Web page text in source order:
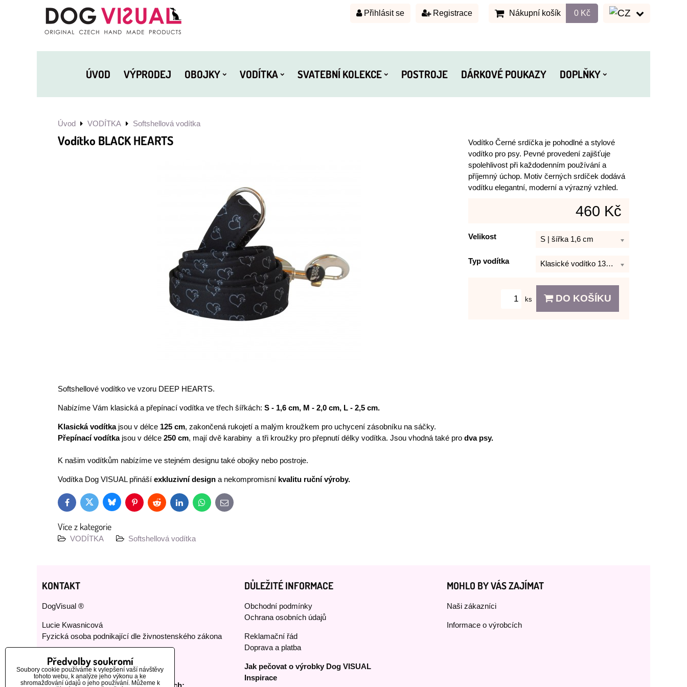
Přihlásit se Registrace Nákupní košík 0 Kč
ÚVOD VÝPRODEJ OBOJKY VODÍTKA SVATEBNÍ KOLEKCE POSTROJE DÁRKOVÉ POUKAZY DOPLŇKY
Úvod VODÍTKA Softshellová vodítka
Vodítko BLACK HEARTS
Vodítko Černé srdíčka je pohodlné a stylové
vodítko pro psy. Pevné provedení zajišťuje
spolehlivost při každodenním používání a
příjemný úchop. Motiv černých srdíček dodává
vodítku elegantní, moderní a výrazný vzhled.
460 Kč
Velikost S | šířka 1,6 cm
Typ vodítka Klasické vodítko 130 cm
ks DO KOŠÍKU
Softshellové vodítko ve vzoru DEEP HEARTS.
Nabízíme Vám klasická a přepínací vodítka ve třech šířkách: S - 1,6 cm, M - 2,0 cm, L - 2,5 cm.
Klasická vodítkajsou v délce 125 cm, zakončená rukojetí a malým kroužkem pro uchycení zásobníku na sáčky.
Přepínací vodítkajsou v délce 250 cm, mají dvě karabiny a tři kroužky pro přepnutí délky vodítka. Jsou vhodná také pro dva psy.
K našim vodítkům nabízíme ve stejném designu také obojky nebo postroje.
Vodítka Dog VISUAL přináší exkluzivní design a nekompromisní kvalitu ruční výroby.
FacebookTwitter BlueskyPinterestReddit LinkedInWhatsApp
E-
mail
Více z kategorie
VODÍTKA Softshellová vodítka
KONTAKT
DogVisual ®
Lucie Kwasnicová
Fyzická osoba podnikající dle živnostenského zákona
E-mail:
dog-visual@dog-visual.com
Telefon:+420 776 440 464
DŮLEŽITÉ INFORMACE
Obchodní podmínky
Ochrana osobních údajů
Reklamační řád
Doprava a platba
Jak pečovat o výrobky Dog VISUAL
Inspirace
MOHLO BY VÁS ZAJÍMAT
Naši zákazníci
Informace o výrobcích
Předvolby soukromí
Soubory cookie používáme k vylepšení vaší návštěvy
tohoto webu, k analýze jeho výkonu a ke
shromažďování údajů o jeho používání. Můžeme k